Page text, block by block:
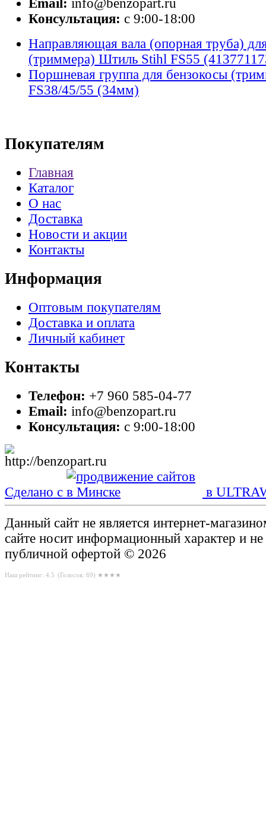
Email: info@benzopart.ru
Консультация: с 9:00-18:00
Направляющая вала (опорная труба)
(триммера) Штиль Stihl FS55
Поршневая группа для бензокосы
FS38/45/55 (34мм)
Покупателям
Главная
Каталог
О нас
Доставка
Новости и акции
Контакты
Информация
Оптовым покупателям
Доставка и оплата
Личный кабинет
Контакты
Телефон: +7 960 585-04-77
Email: info@benzopart.ru
Консультация: с 9:00-18:00
Сделано с в
Данный сайт не является интернет-
сайте носит информационный характер и не
публичной офертой © 2026
Наш рейтинг: 4.5 (Голосов: 69) ★★★★